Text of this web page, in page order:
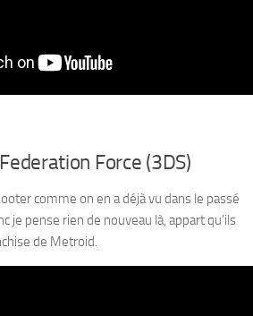
Force (3DS)
comme on en a déjà vu dans le passé
je pense rien de nouveau là, appart qu’ils
de Metroid.